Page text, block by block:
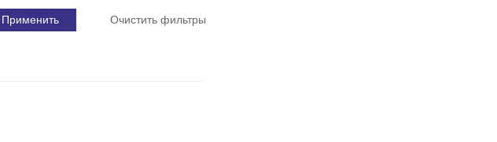
Применить Очистить фильтры